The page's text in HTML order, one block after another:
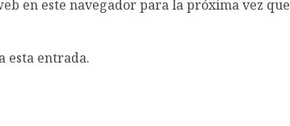
en este navegador para la próxima vez que
esta entrada.